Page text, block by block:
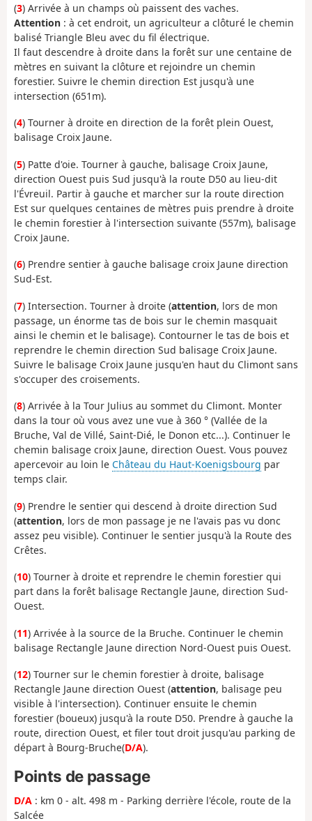
(3) Arrivée à un champs où paissent des vaches.
Attention : à cet endroit, un agriculteur a clôturé le chemin
balisé Triangle Bleu avec du fil électrique.
Il faut descendre à droite dans la forêt sur une centaine de
mètres en suivant la clôture et rejoindre un chemin
forestier. Suivre le chemin direction Est jusqu'à une
intersection (651m).
(4) Tourner à droite en direction de la forêt plein Ouest,
balisage Croix Jaune.
(5) Patte d'oie. Tourner à gauche, balisage Croix Jaune,
direction Ouest puis Sud jusqu'à la route D50 au lieu-dit
l'Évreuil. Partir à gauche et marcher sur la route direction
Est sur quelques centaines de mètres puis prendre à droite
le chemin forestier à l'intersection suivante (557m), balisage
Croix Jaune.
(6) Prendre sentier à gauche balisage croix Jaune direction
Sud-Est.
(7) Intersection. Tourner à droite (attention, lors de mon
passage, un énorme tas de bois sur le chemin masquait
ainsi le chemin et le balisage). Contourner le tas de bois et
reprendre le chemin direction Sud balisage Croix Jaune.
Suivre le balisage Croix Jaune jusqu'en haut du Climont sans
s'occuper des croisements.
(8) Arrivée à la Tour Julius au sommet du Climont. Monter
dans la tour où vous avez une vue à 360 ° (Vallée de la
Bruche, Val de Villé, Saint-Dié, le Donon etc...). Continuer le
chemin balisage croix Jaune, direction Ouest. Vous pouvez
apercevoir au loin le Château du Haut-Koenigsbourg par
temps clair.
(9) Prendre le sentier qui descend à droite direction Sud
(attention, lors de mon passage je ne l'avais pas vu donc
assez peu visible). Continuer le sentier jusqu'à la Route des
Crêtes.
(10) Tourner à droite et reprendre le chemin forestier qui
part dans la forêt balisage Rectangle Jaune, direction Sud-
Ouest.
(11) Arrivée à la source de la Bruche. Continuer le chemin
balisage Rectangle Jaune direction Nord-Ouest puis Ouest.
(12) Tourner sur le chemin forestier à droite, balisage
Rectangle Jaune direction Ouest (attention, balisage peu
visible à l'intersection). Continuer ensuite le chemin
forestier (boueux) jusqu'à la route D50. Prendre à gauche la
route, direction Ouest, et filer tout droit jusqu'au parking de
départ à Bourg-Bruche(D/A).
Points de passage
D/A : km 0 - alt. 498 m - Parking derrière l'école, route de la
Salcée